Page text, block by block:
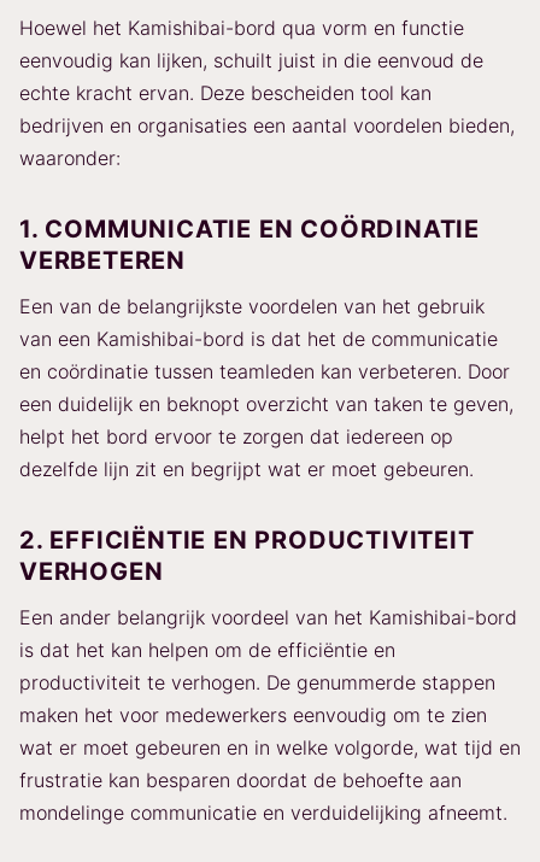
Hoewel het Kamishibai-bord qua vorm en functie
eenvoudig kan lijken, schuilt juist in die eenvoud de
echte kracht ervan. Deze bescheiden tool kan
bedrijven en organisaties een aantal voordelen bieden,
waaronder:
1. COMMUNICATIE EN COÖRDINATIE
VERBETEREN
Een van de belangrijkste voordelen van het gebruik
van een Kamishibai-bord is dat het de communicatie
en coördinatie tussen teamleden kan verbeteren. Door
een duidelijk en beknopt overzicht van taken te geven,
helpt het bord ervoor te zorgen dat iedereen op
dezelfde lijn zit en begrijpt wat er moet gebeuren.
2. EFFICIËNTIE EN PRODUCTIVITEIT
VERHOGEN
Een ander belangrijk voordeel van het Kamishibai-bord
is dat het kan helpen om de efficiëntie en
productiviteit te verhogen. De genummerde stappen
maken het voor medewerkers eenvoudig om te zien
wat er moet gebeuren en in welke volgorde, wat tijd en
frustratie kan besparen doordat de behoefte aan
mondelinge communicatie en verduidelijking afneemt.